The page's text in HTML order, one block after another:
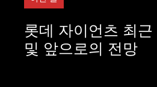
롯데 자이언츠 최
및 앞으로의 전망